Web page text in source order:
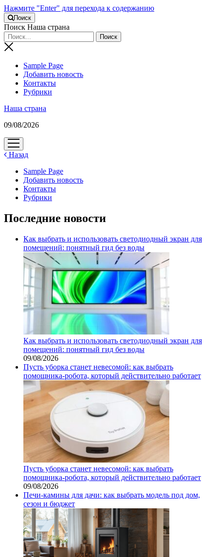
Нажмите "Enter" для перехода к содержанию
Поиск
Поиск Наша страна
Sample Page
Добавить новость
Контакты
Рубрики
Наша страна
09/08/2026
открыть
меню
Назад
Sample Page
Добавить новость
Контакты
Рубрики
Последние новости
Как выбрать и использовать светодиодный экран для
помещений: понятный гид без воды
Как выбрать и использовать светодиодный экран для
помещений: понятный гид без воды
09/08/2026
Пусть уборка станет невесомой: как выбрать
помощника‑робота, который действительно работает
Пусть уборка станет невесомой: как выбрать
помощника‑робота, который действительно работает
09/08/2026
Печи-камины для дачи: как выбрать модель под дом,
сезон и бюджет